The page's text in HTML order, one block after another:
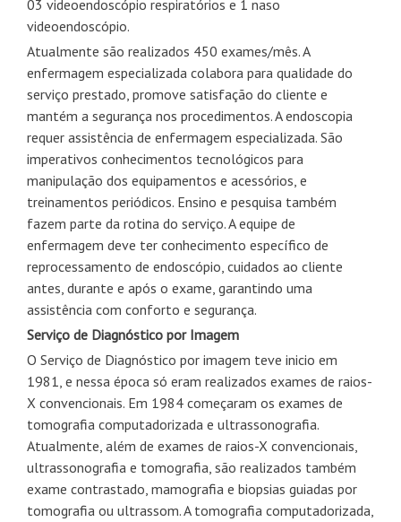
03 videoendoscópio respiratórios e 1 naso
videoendoscópio.
Atualmente são realizados 450 exames/mês. A
enfermagem especializada colabora para qualidade do
serviço prestado, promove satisfação do cliente e
mantém a segurança nos procedimentos. A endoscopia
requer assistência de enfermagem especializada. São
imperativos conhecimentos tecnológicos para
manipulação dos equipamentos e acessórios, e
treinamentos periódicos. Ensino e pesquisa também
fazem parte da rotina do serviço. A equipe de
enfermagem deve ter conhecimento específico de
reprocessamento de endoscópio, cuidados ao cliente
antes, durante e após o exame, garantindo uma
assistência com conforto e segurança.
Serviço de Diagnóstico por Imagem
O Serviço de Diagnóstico por imagem teve inicio em
1981, e nessa época só eram realizados exames de raios-
X convencionais. Em 1984 começaram os exames de
tomografia computadorizada e ultrassonografia.
Atualmente, além de exames de raios-X convencionais,
ultrassonografia e tomografia, são realizados também
exame contrastado, mamografia e biopsias guiadas por
tomografia ou ultrassom. A tomografia computadorizada,